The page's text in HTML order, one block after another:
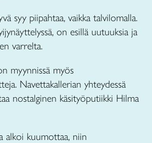
syy piipahtaa, vaikka talvilomalla.
on esillä uutuuksia ja
varrelta.
myynnissä myös
Navettakallerian yhteydessä
nostalginen käsityöputiikki Hilma
alkoi kuumottaa, niin